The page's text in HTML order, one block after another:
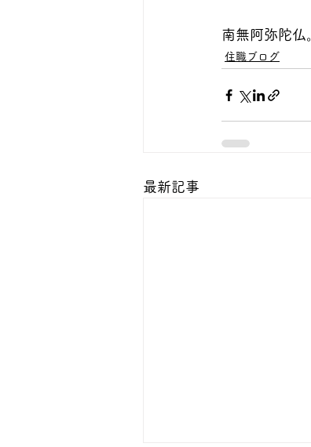
南無阿弥陀仏
住職ブログ
最新記事